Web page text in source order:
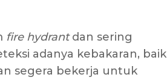
fire hydrantdan sering
adanya kebakaran, baik
segera bekerja untuk